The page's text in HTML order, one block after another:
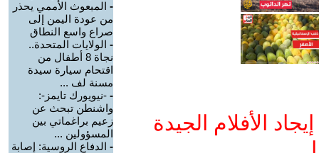
الأفلام الجيدة
- المبعوث الأممي يحذر
من عودة اليمن إلى
صراع واسع النطاق
- الولايات المتحدة..
نجاة 8 أطفال من
اقتحام سيارة سيدة
مسنة لف ...
- -نيويورك تايمز-:
واشنطن تبحث عن
زعيم براغماتي بين
المسؤولين ...
- الدفاع الروسية: إصابة